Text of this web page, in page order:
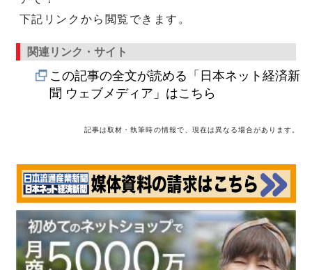
下記リンクから閲覧できます。
関連リンク・サイト
この記事の全文が読める「日本ネット経済新
聞 ウェブメディア」はこちら
記事は取材・執筆時の情報で、現在は異なる場合があります。